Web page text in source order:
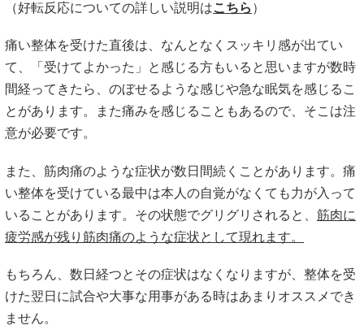
（好転反応についての詳しい説明はこちら ）
痛い整体を受けた直後は、なんとなくスッキリ感が出てい
て、「受けてよかった」と感じる方もいると思いますが数時
間経ってきたら、のぼせるような感じや急な眠気を感じるこ
とがあります。また痛みを感じることもあるので、そこは注
意が必要です。
また、筋肉痛のような症状が数日間続くことがあります。痛
い整体を受けている最中は本人の自覚がなくても力が入って
いることがあります。その状態でグリグリされると、 筋肉に
疲労感が残り筋肉痛のような症状として現れます。
もちろん、数日経つとその症状はなくなりますが、整体を受
けた翌日に試合や大事な用事がある時はあまりオススメでき
ません。